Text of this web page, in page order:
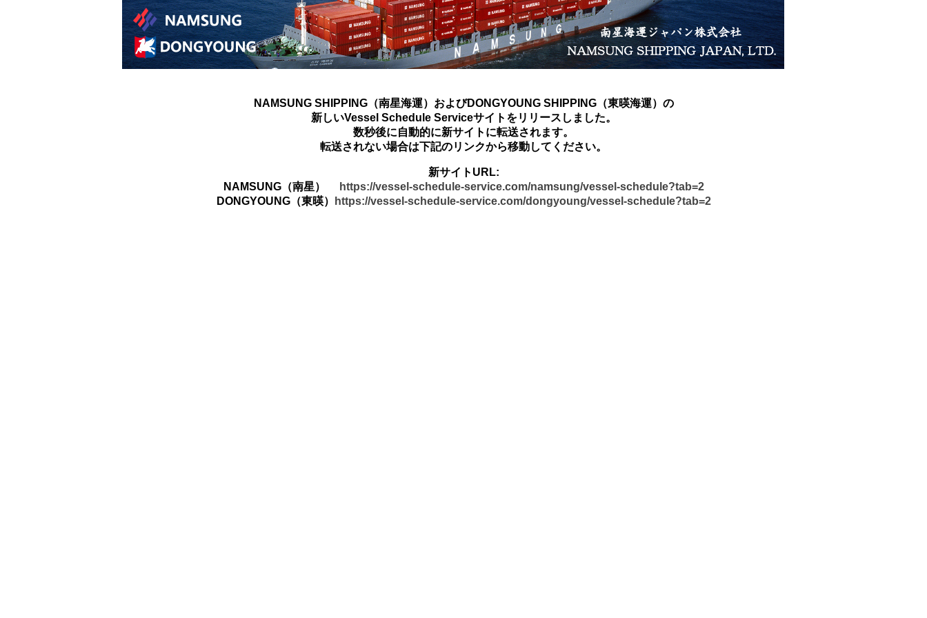
NAMSUNG SHIPPING（南星海運）およびDONGYOUNG SHIPPING（東暎海運）の
新しいVessel Schedule Serviceサイトをリリースしました。
数秒後に自動的に新サイトに転送されます。
転送されない場合は下記のリンクから移動してください。
新サイトURL:
NAMSUNG（南星）
https://vessel-schedule-service.com/namsung/vessel-schedule?tab=2
DONGYOUNG（東暎）
https://vessel-schedule-service.com/dongyoung/vessel-schedule?tab=2